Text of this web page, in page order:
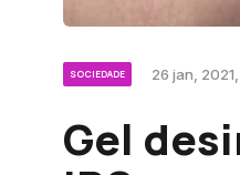
SOCIEDADE 26 jan, 2021,
Gel